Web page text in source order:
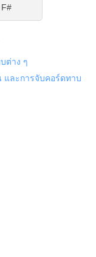
ต่าง ๆ
และการจับคอร์ดทาบ